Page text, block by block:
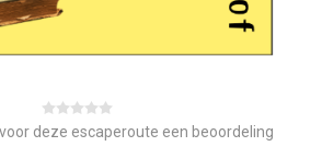
deze escaperoute een beoordeling